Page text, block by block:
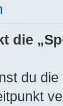
die
du